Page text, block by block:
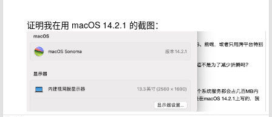
证明我在用 macOS 14.2.1 的截图：